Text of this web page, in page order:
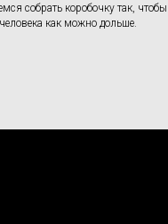
собрать коробочку так,
как можно дольше.